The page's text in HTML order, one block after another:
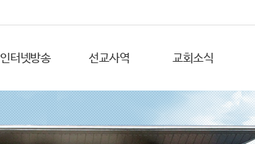
인터넷방송
YouTube
선교사역
지역선교
해외선교
교회소식
교회앨범
공지사항